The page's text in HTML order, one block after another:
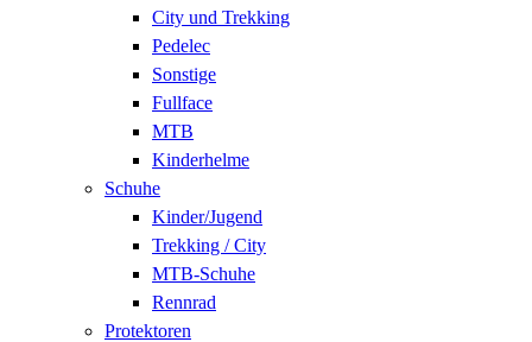
City und Trekking
Pedelec
Sonstige
Fullface
MTB
Kinderhelme
Schuhe
Kinder/Jugend
Trekking / City
MTB-Schuhe
Rennrad
Protektoren